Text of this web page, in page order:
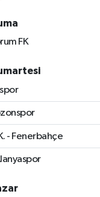
FK
- Fenerbahçe